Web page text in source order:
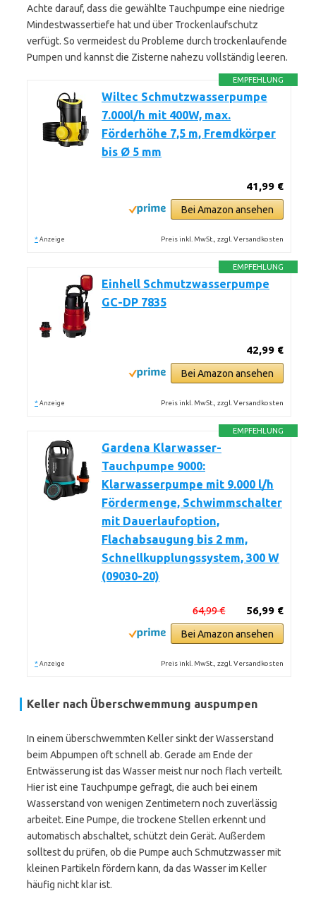
Achte darauf, dass die gewählte Tauchpumpe eine niedrige
Mindestwassertiefe hat und über Trockenlaufschutz
verfügt. So vermeidest du Probleme durch trockenlaufende
Pumpen und kannst die Zisterne nahezu vollständig leeren.
EMPFEHLUNG
Wiltec Schmutzwasserpumpe
7.000l/h mit 400W, max.
Förderhöhe 7,5 m, Fremdkörper
bis Ø 5 mm
41,99 €
Bei Amazon ansehen
* Anzeige Preis inkl. MwSt., zzgl. Versandkosten
EMPFEHLUNG
Einhell Schmutzwasserpumpe
GC-DP 7835
42,99 €
Bei Amazon ansehen
* Anzeige Preis inkl. MwSt., zzgl. Versandkosten
EMPFEHLUNG
Gardena Klarwasser-
Tauchpumpe 9000:
Klarwasserpumpe mit 9.000 l/h
Fördermenge, Schwimmschalter
mit Dauerlaufoption,
Flachabsaugung bis 2 mm,
Schnellkupplungssystem, 300 W
(09030-20)
56,99 €
64,99 €
Bei Amazon ansehen
* Anzeige Preis inkl. MwSt., zzgl. Versandkosten
Keller nach Überschwemmung auspumpen
In einem überschwemmten Keller sinkt der Wasserstand
beim Abpumpen oft schnell ab. Gerade am Ende der
Entwässerung ist das Wasser meist nur noch flach verteilt.
Hier ist eine Tauchpumpe gefragt, die auch bei einem
Wasserstand von wenigen Zentimetern noch zuverlässig
arbeitet. Eine Pumpe, die trockene Stellen erkennt und
automatisch abschaltet, schützt dein Gerät. Außerdem
solltest du prüfen, ob die Pumpe auch Schmutzwasser mit
kleinen Partikeln fördern kann, da das Wasser im Keller
häufig nicht klar ist.